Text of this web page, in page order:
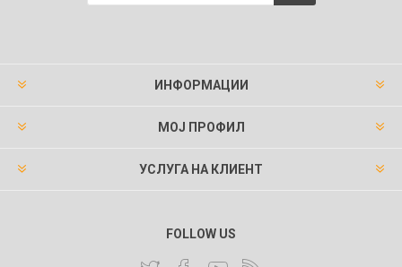
ИНФОРМАЦИИ
МОЈ ПРОФИЛ
УСЛУГА НА КЛИЕНТ
FOLLOW US